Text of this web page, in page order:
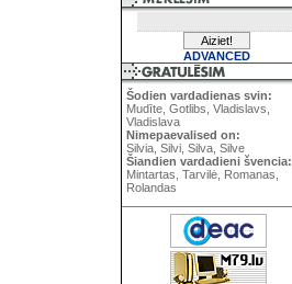
ADVANCED
Šodien vardadienas svin:
Mudīte, Gotlibs, Vladislavs,
Vladislava
Nimepaevalised on:
Silvia, Silvi, Silva, Silve
Šiandien vardadieni švencia:
Mintartas, Tarvilė, Romanas,
Rolandas